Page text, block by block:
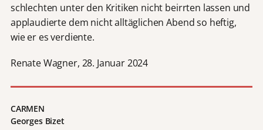
schlechten unter den Kritiken nicht beirrten lassen und
applaudierte dem nicht alltäglichen Abend so heftig,
wie er es verdiente.
Renate Wagner, 28. Januar 2024
CARMEN
Georges Bizet